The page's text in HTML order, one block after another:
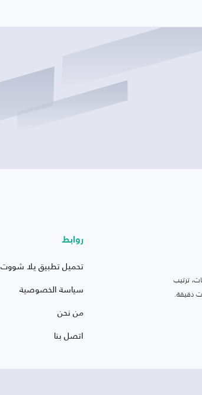
ترتيب
دقيقة.
روابط
تحميل تطبيق يلا شووت
سياسة الخصوصية
من نحن
اتصل بنا